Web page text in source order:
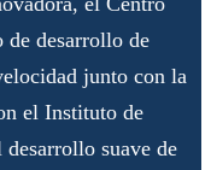
desarrollo de
junto con la
el Instituto de
suave de